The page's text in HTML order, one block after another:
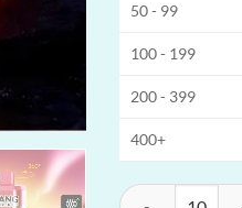
50 - 99
100 - 199
200 - 399
400+
Bang Legend